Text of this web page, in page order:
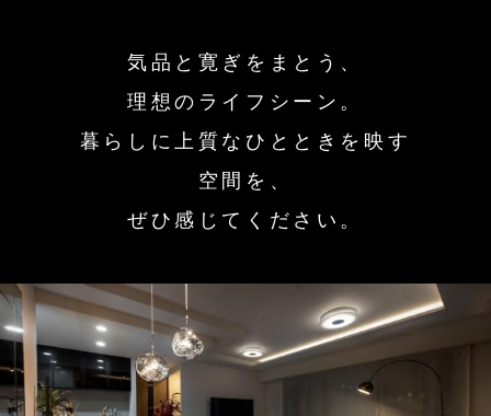
気品と寛ぎをまとう、
理想のライフシーン。
暮らしに上質なひとときを映す
空間を、
ぜひ感じてください。